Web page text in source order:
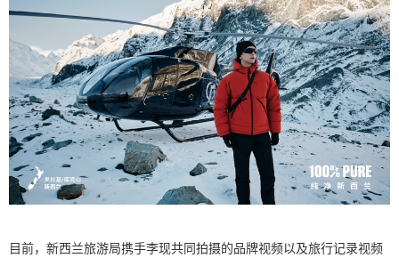
目前，新西兰旅游局携手李现共同拍摄的品牌视频以及旅行记录视频